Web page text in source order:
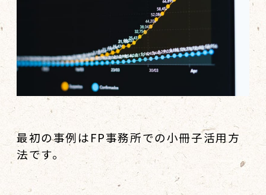
最初の事例はFP事務所での小冊子活用方
法です。